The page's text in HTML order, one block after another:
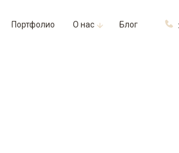
Блог
О нас
Портфолио